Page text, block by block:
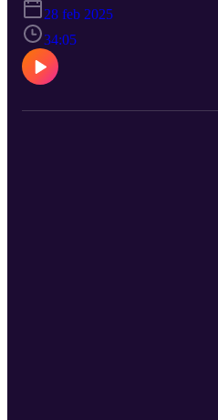
28 feb 2025
34:05